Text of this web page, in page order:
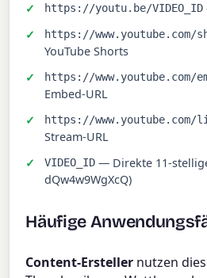
https://youtu.be/VIDEO_ID
https://www.youtube.com/
YouTube Shorts
https://www.youtube.com/
Embed-URL
https://www.youtube.com/
Stream-URL
VIDEO_ID — Direkte 11-
dQw4w9WgXcQ)
Häufige
Content-Ersteller nutzen